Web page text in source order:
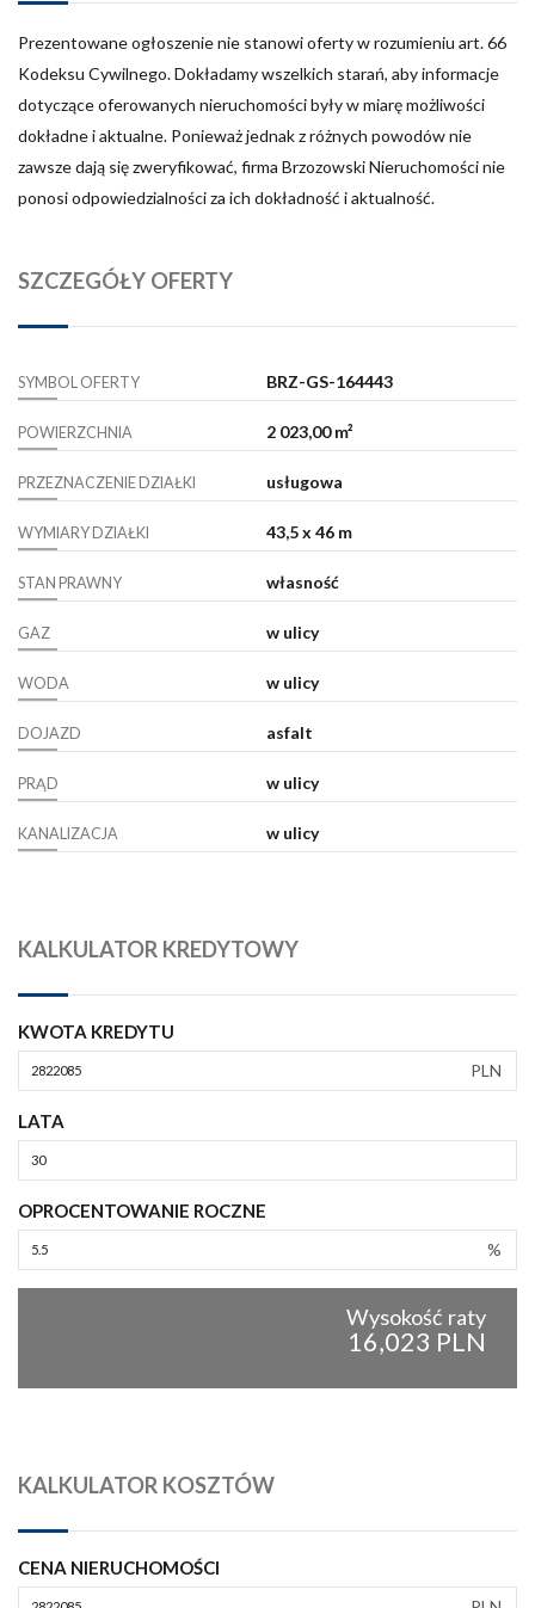
Prezentowane ogłoszenie nie stanowi oferty w rozumieniu art. 66
Kodeksu Cywilnego. Dokładamy wszelkich starań, aby informacje
dotyczące oferowanych nieruchomości były w miarę możliwości
dokładne i aktualne. Ponieważ jednak z różnych powodów nie
zawsze dają się zweryfikować, firma Brzozowski Nieruchomości nie
ponosi odpowiedzialności za ich dokładność i aktualność.
SZCZEGÓŁY OFERTY
SYMBOL OFERTY BRZ-GS-164443
POWIERZCHNIA 2 023,00 m²
PRZEZNACZENIE DZIAŁKI usługowa
WYMIARY DZIAŁKI 43,5 x 46 m
STAN PRAWNY własność
GAZ w ulicy
WODA w ulicy
DOJAZD asfalt
PRĄD w ulicy
KANALIZACJA w ulicy
KALKULATOR KREDYTOWY
KWOTA KREDYTU
PLN
LATA
OPROCENTOWANIE ROCZNE
%
Wysokość raty
16,023 PLN
KALKULATOR KOSZTÓW
CENA NIERUCHOMOŚCI